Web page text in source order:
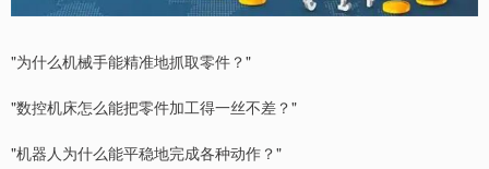
"为什么机械手能精准地抓取零件？"
"数控机床怎么能把零件加工得一丝不差？"
"机器人为什么能平稳地完成各种动作？"